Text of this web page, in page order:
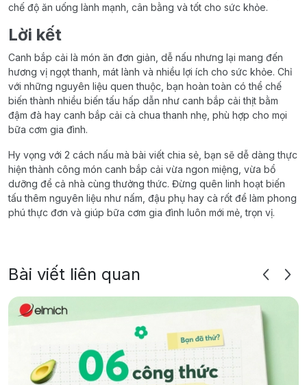
chế độ ăn uống lành mạnh, cân bằng và tốt cho sức khỏe.
Lời kết
Canh bắp cải là món ăn đơn giản, dễ nấu nhưng lại mang đến
hương vị ngọt thanh, mát lành và nhiều lợi ích cho sức khỏe. Chỉ
với những nguyên liệu quen thuộc, bạn hoàn toàn có thể chế
biến thành nhiều biến tấu hấp dẫn như canh bắp cải thịt bằm
đậm đà hay canh bắp cải cà chua thanh nhẹ, phù hợp cho mọi
bữa cơm gia đình.
Hy vọng với 2 cách nấu mà bài viết chia sẻ, bạn sẽ dễ dàng thực
hiện thành công món canh bắp cải vừa ngon miệng, vừa bổ
dưỡng để cả nhà cùng thưởng thức. Đừng quên linh hoạt biến
tấu thêm nguyên liệu như nấm, đậu phụ hay cà rốt để làm phong
phú thực đơn và giúp bữa cơm gia đình luôn mới mẻ, trọn vị.
Bài viết liên quan